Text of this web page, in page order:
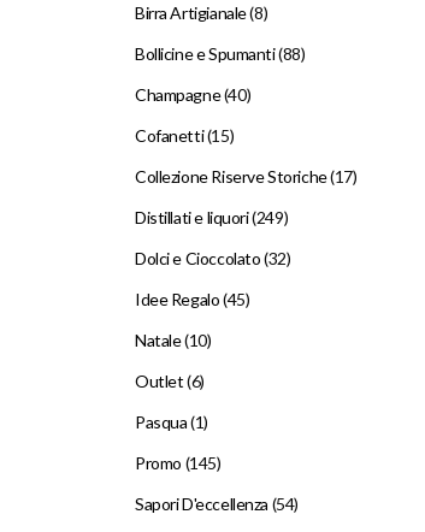
Birra Artigianale(8)
Bollicine e Spumanti(88)
Champagne(40)
Cofanetti(15)
Collezione Riserve Storiche(17)
Distillati e liquori(249)
Dolci e Cioccolato(32)
Idee Regalo(45)
Natale(10)
Outlet(6)
Pasqua(1)
Promo (145)
Sapori D'eccellenza (54)